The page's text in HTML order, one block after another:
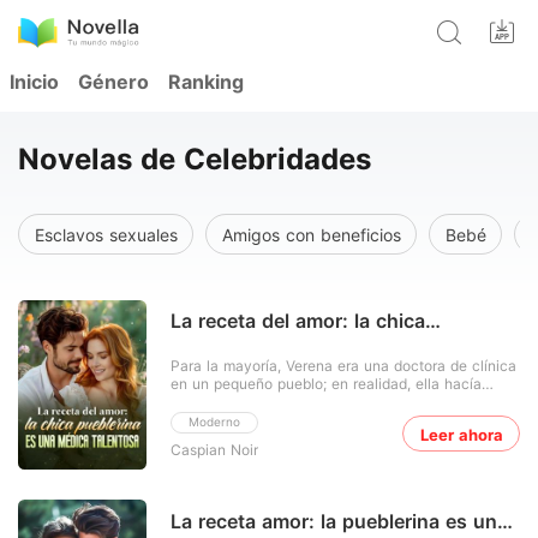
Inicio Género Ranking
Novelas de Celebridades
Esclavos sexuales Amigos con beneficios Bebé
La receta del amor: la chica
Moderno
Caspian Noir
Para la mayoría, Verena era una doctora de clínica
en un pequeño pueblo; en realidad, ella hacía
Isaac se enamorara perdidamente de ella y pasara
noches en vela, un accidente lo dejó en una silla
de ruedas y le arrebató la memoria. Para
Leer ahora
La receta amor: la pueblerina es una